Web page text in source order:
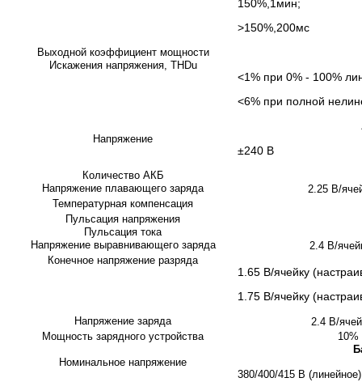
150%,1мин;
>150%,200мс
Выходной коэффициент мощности
Искажения напряжения, THDu
<1% при 0% - 100%
<6% при полной
Напряжение
±240 В
Количество АКБ
Напряжение плавающего заряда
2.25 В/
Температурная компенсация
Пульсация напряжения
Пульсация тока
Напряжение выравнивающего заряда
2.4 В/
Конечное напряжение разряда
1.65 В/ячейку
1.75 В/ячейку
Напряжение заряда
2.4 В/
Мощность зарядного устройства
10%
Номинальное напряжение
380/400/415 В (линейное)